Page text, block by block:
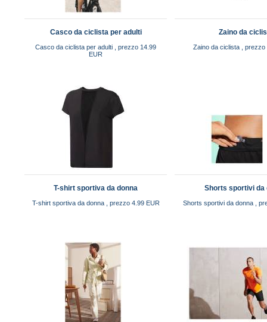
Casco da ciclista per adulti
Casco da ciclista per adulti , prezzo 14.99
EUR
Zaino da
Zaino da ciclista , prezzo
T-shirt sportiva da donna
T-shirt sportiva da donna , prezzo 4.99 EUR
Shorts sportivi da
Shorts sportivi da donna ,